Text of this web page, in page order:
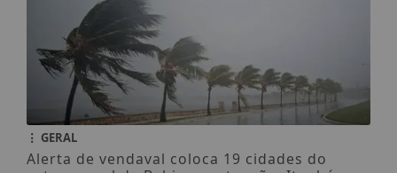
GERAL
Alerta de vendaval coloca 19 cidades do